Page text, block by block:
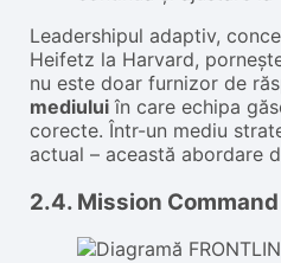
Leadershipul adaptiv,
Heifetz la Harvard,
nu este doar furnizor de
mediului în care echipa
corecte. Într-un mediu
actual – această abordare
2.4. Mission